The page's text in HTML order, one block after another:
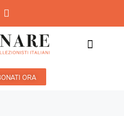
ORA